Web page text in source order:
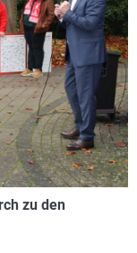
zu den